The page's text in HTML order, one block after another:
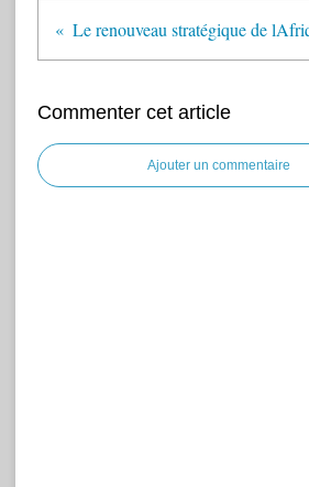
Commenter cet article
Ajouter un commentaire